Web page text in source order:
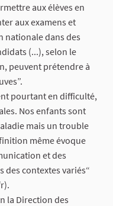
aux élèves en
aux examens et
nationale dans des
(...), selon le
peuvent prétendre à
pourtant en difficulté,
Nos enfants sont
mais un trouble
même évoque
et des
des contextes variés“
la Direction des